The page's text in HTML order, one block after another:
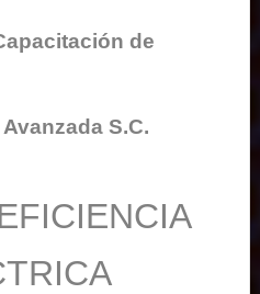
de
S.C.